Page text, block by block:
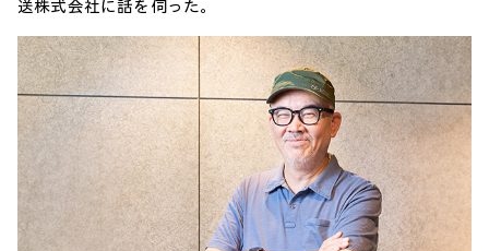
送株式会社に話を伺った。